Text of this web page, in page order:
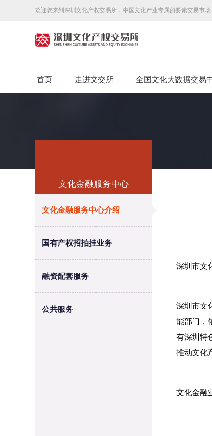
欢迎您来到深圳文化产权交易所，中国文化产业专属的要素交易市场
首页 走进文交所 全国文化大数据交易
文化金融服务中心
文化金融服务中心介绍
国有产权招拍挂业务
融资配套服务
公共服务
深圳市文
深圳市文
能部门，
有深圳特
推动文化
文化金融